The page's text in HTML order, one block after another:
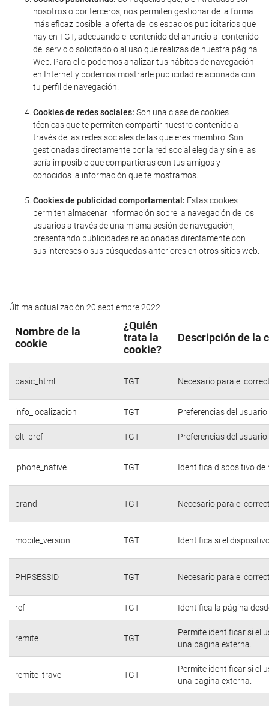
nosotros o por terceros, nos permiten gestionar de la forma
más eficaz posible la oferta de los espacios publicitarios que
hay en TGT, adecuando el contenido del anuncio al contenido
del servicio solicitado o al uso que realizas de nuestra página
Web. Para ello podemos analizar tus hábitos de navegación
en Internet y podemos mostrarle publicidad relacionada con
tu perfil de navegación.
Cookies de redes sociales: Son una clase de cookies
técnicas que te permiten compartir nuestro contenido a
través de las redes sociales de las que eres miembro. Son
gestionadas directamente por la red social elegida y sin ellas
sería imposible que compartieras con tus amigos y
conocidos la información que te mostramos.
Cookies de publicidad comportamental: Estas cookies
permiten almacenar información sobre la navegación de los
usuarios a través de una misma sesión de navegación,
presentando publicidades relacionadas directamente con
sus intereses o sus búsquedas anteriores en otros sitios web.
Última actualización 20 septiembre 2022
Nombre de la
cookie
¿Quién
trata la
cookie?
Descripción de la
basic_html TGT Necesario para el
info_localizacion TGT Preferencias del
olt_pref TGT Preferencias del
iphone_native TGT Identifica dispositivo de
brand TGT Necesario para el
mobile_version TGT Identifica si el
PHPSESSID TGT Necesario para el
ref TGT Identifica la página
remite TGT
Permite identificar si el
una pagina externa.
remite_travel TGT
Permite identificar si el
una pagina externa.